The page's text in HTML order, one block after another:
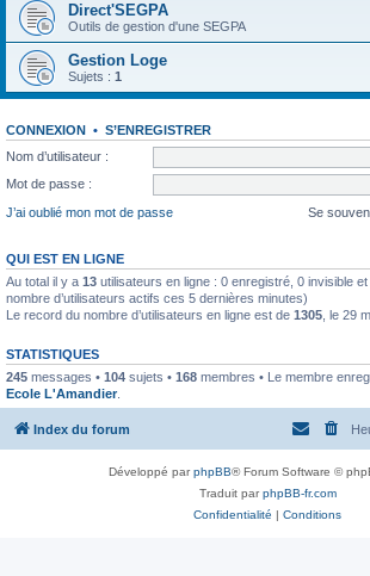
Direct'SEGPA
Outils de gestion d'une SEGPA
Gestion Loge
Sujets : 1
CONNEXION • S’ENREGISTRER
Nom d’utilisateur :
Mot de passe :
J’ai oublié mon mot de passe
Se
QUI EST EN LIGNE
Au total il y a 13 utilisateurs en ligne : 0 enregistré, 0 invisible
nombre d’utilisateurs actifs ces 5 dernières minutes)
Le record du nombre d’utilisateurs en ligne est de 1305 , le 29
STATISTIQUES
245 messages • 104 sujets • 168 membres • Le membre
Ecole L'Amandier.
Index du forum
Développé parphpBB® Forum Software ©
Traduit parphpBB-fr.com
Confidentialité | Conditions